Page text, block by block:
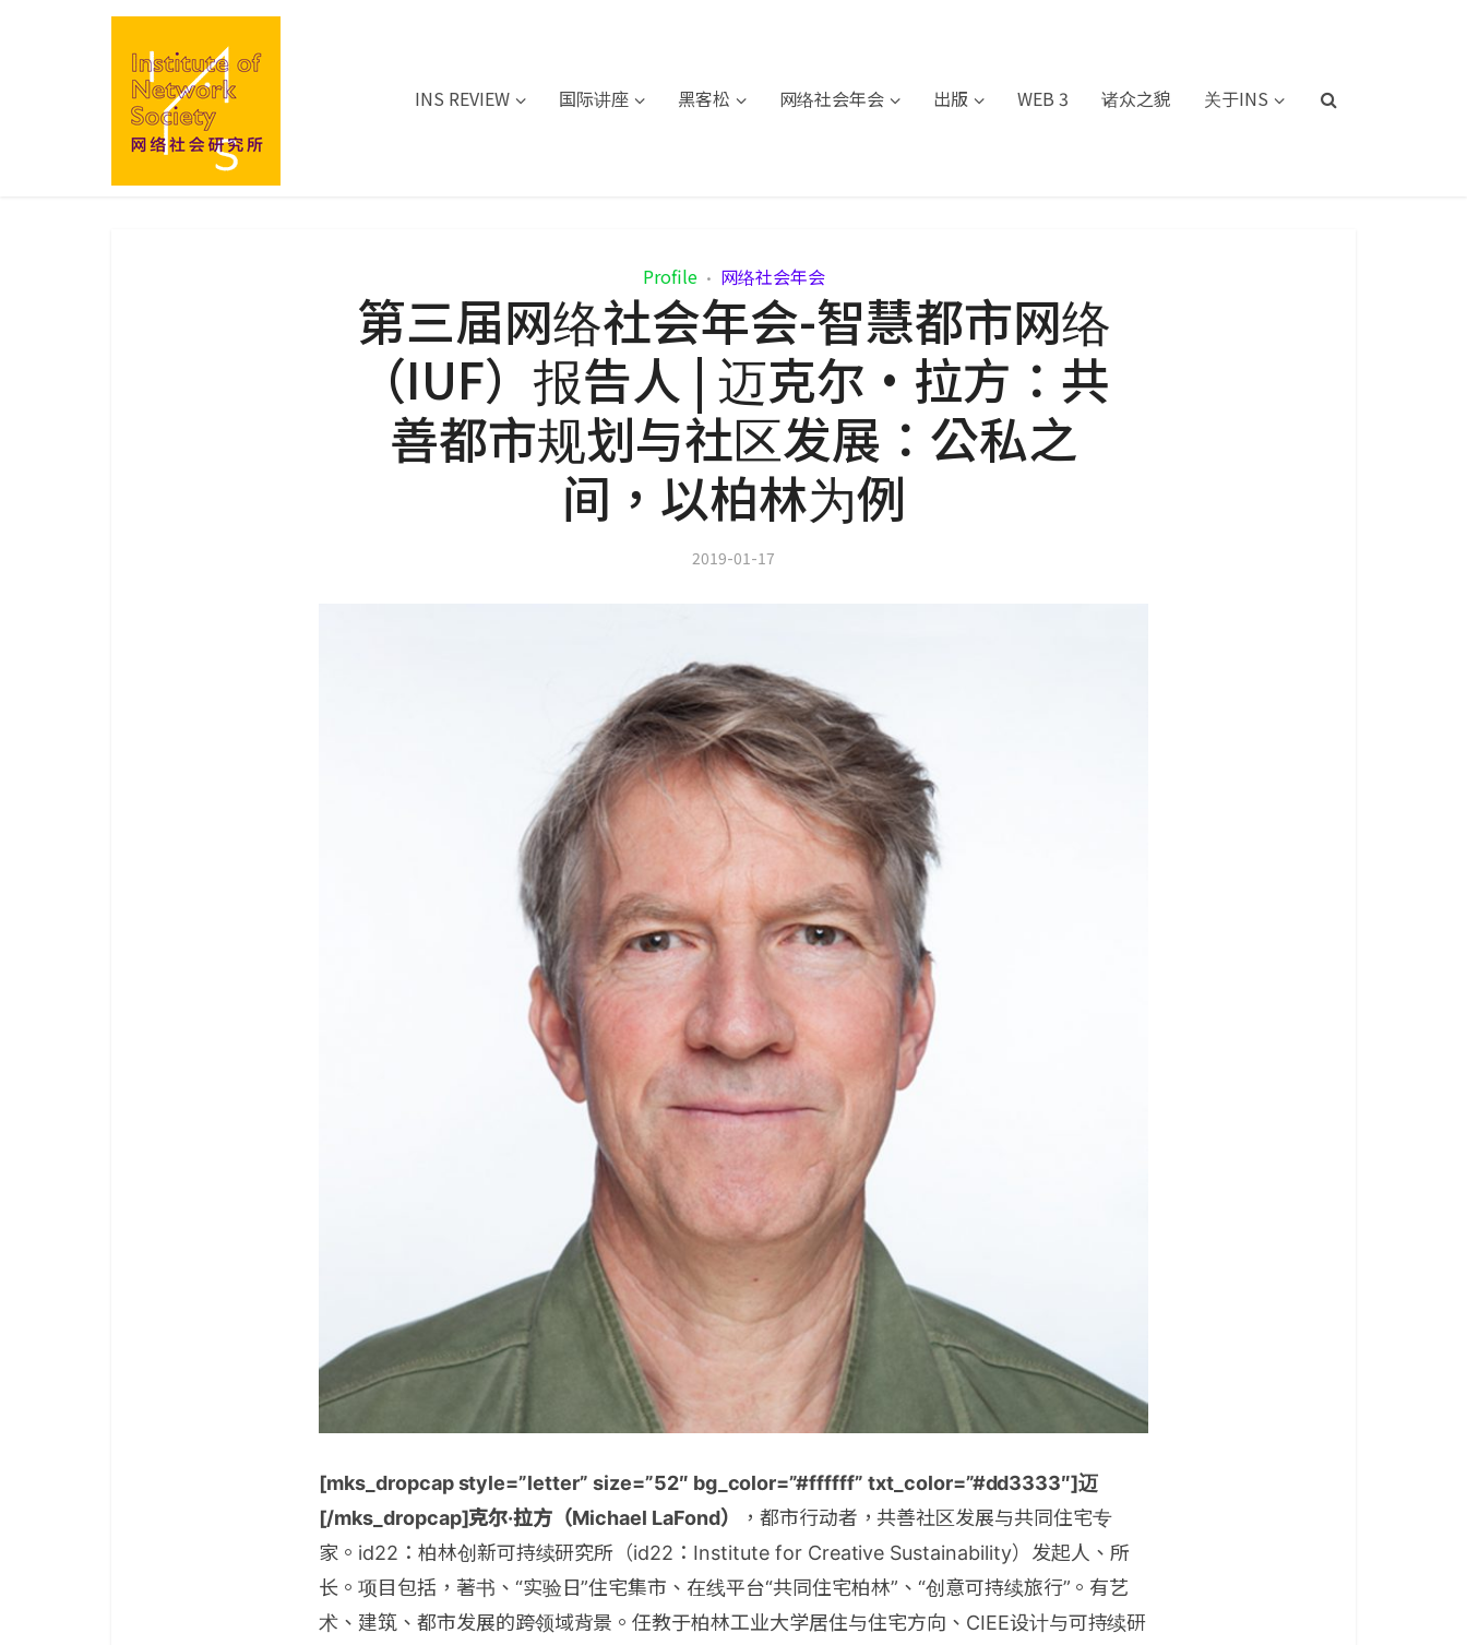
INS REVIEW 国际讲座 黑客松 网络社会年会 出版 WEB 3 诸众之貌 关于INS
Profile • 网络社会年会
第三届网络社会年会-智慧都市网络
（IUF）报告人 | 迈克尔·拉方：共
善都市规划与社区发展：公私之
间，以柏林为例
2019-01-17
[mks_dropcap style=”letter” size=”52″ bg_color=”#ffffff” txt_color=”#dd3333″]迈
[/mks_dropcap]克尔·拉方（Michael LaFond）
，都市行动者，共善社区发展与共同住宅专
家。id22：柏林创新可持续研究所（id22：Institute for Creative Sustainability）发起人、所
长。项目包括，著书、“实验日”住宅集市、在线平台“共同住宅柏林”、“创意可持续旅行”。有艺
术、建筑、都市发展的跨领域背景。任教于柏林工业大学居住与住宅方向、CIEE设计与可持续研